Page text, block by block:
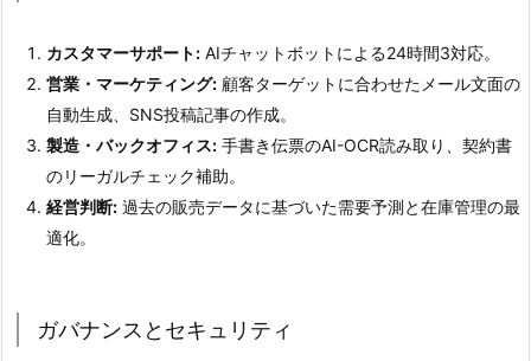
カスタマーサポート: AIチャットボットによる24時間3対応。
営業・マーケティング: 顧客ターゲットに合わせたメール文面の
自動生成、SNS投稿記事の作成。
製造・バックオフィス: 手書き伝票のAI-OCR読み取り、契約書
のリーガルチェック補助。
経営判断: 過去の販売データに基づいた需要予測と在庫管理の最
適化。
ガバナンスとセキュリティ